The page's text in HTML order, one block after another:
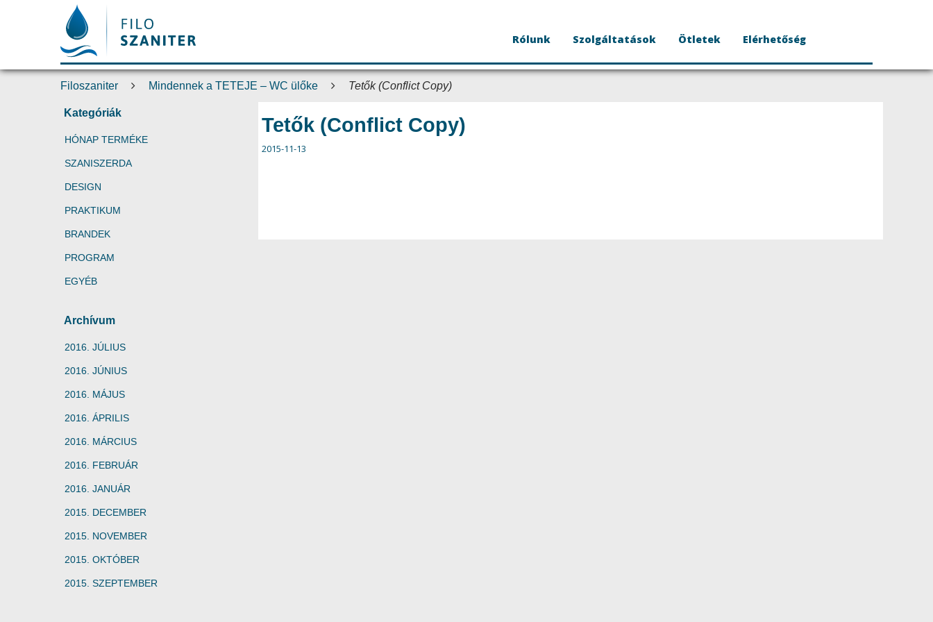
Rólunk Szolgáltatások Ötletek Elérhetőség
Filoszaniter Mindennek a TETEJE – WC ülőke Tetők (Conflict Copy)
Kategóriák
HÓNAP TERMÉKE
SZANISZERDA
DESIGN
PRAKTIKUM
BRANDEK
PROGRAM
EGYÉB
Archívum
2016. JÚLIUS
2016. JÚNIUS
2016. MÁJUS
2016. ÁPRILIS
2016. MÁRCIUS
2016. FEBRUÁR
2016. JANUÁR
2015. DECEMBER
2015. NOVEMBER
2015. OKTÓBER
2015. SZEPTEMBER
Tetők (Conflict Copy)
2015-11-13